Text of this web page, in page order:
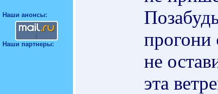
Наши анонсы:
Наши партнеры:
прогони
не
эта